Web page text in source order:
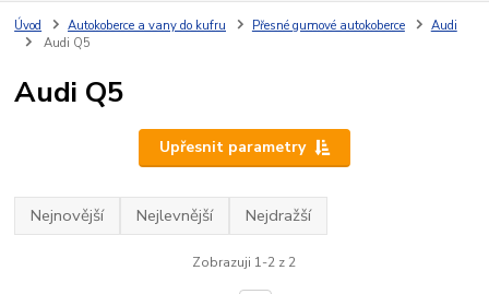
Úvod Autokoberce a vany do kufru Přesné gumové autokoberce
Audi
Audi Q5
Audi Q5
Upřesnit parametry
Nejnovější Nejlevnější Nejdražší
Zobrazuji 1-2 z 2